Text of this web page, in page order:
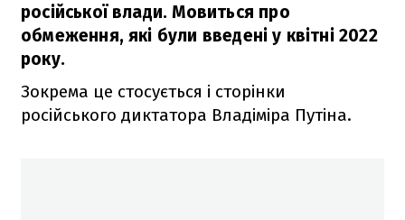
російської влади. Мовиться про
обмеження, які були введені у квітні 2022
року.
Зокрема це стосується і сторінки
російського диктатора Владіміра Путіна.